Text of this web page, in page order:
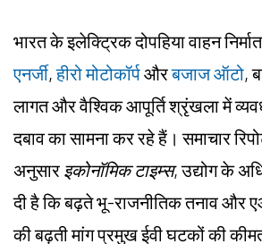
भारत के इलेक्ट्रिक दोपहिया वाहन
एनर्जी,हीरो मोटोकॉर्पऔरबजाज ऑटो,
लागत और वैश्विक आपूर्ति श्रृंखला में
दबाव का सामना कर रहे हैं। समाचार
अनुसार इकोनॉमिक टाइम्स, उद्योग के
दी है कि बढ़ते भू-राजनीतिक तनाव और
की बढ़ती मांग प्रमुख ईवी घटकों की